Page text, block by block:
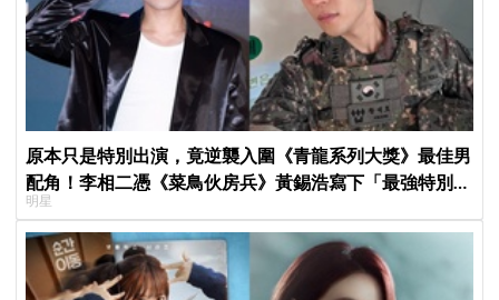
原本只是特別出演，竟逆襲入圍《青龍系列大獎》最佳男
配角！李相二憑《菜鳥伙房兵》黃錫浩寫下「最強特別出
演」傳奇
明星